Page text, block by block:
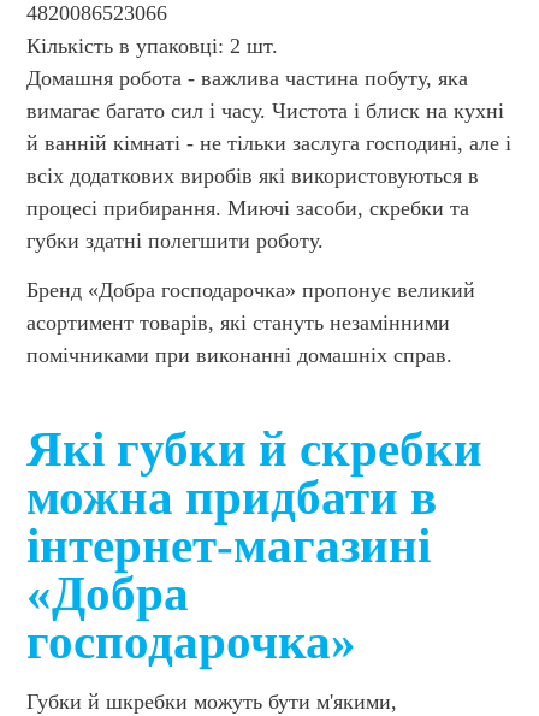
4820086523066
Кількість в упаковці: 2 шт.
Домашня робота - важлива частина побуту, яка
вимагає багато сил і часу. Чистота і блиск на кухні
й ванній кімнаті - не тільки заслуга господині, але і
всіх додаткових виробів які використовуються в
процесі прибирання. Миючі засоби, скребки та
губки здатні полегшити роботу.
Бренд «Добра господарочка» пропонує великий
асортимент товарів, які стануть незамінними
помічниками при виконанні домашніх справ.
Які губки й скребки
можна придбати в
інтернет-магазині
«Добра
господарочка»
Губки й шкребки можуть бути м'якими,